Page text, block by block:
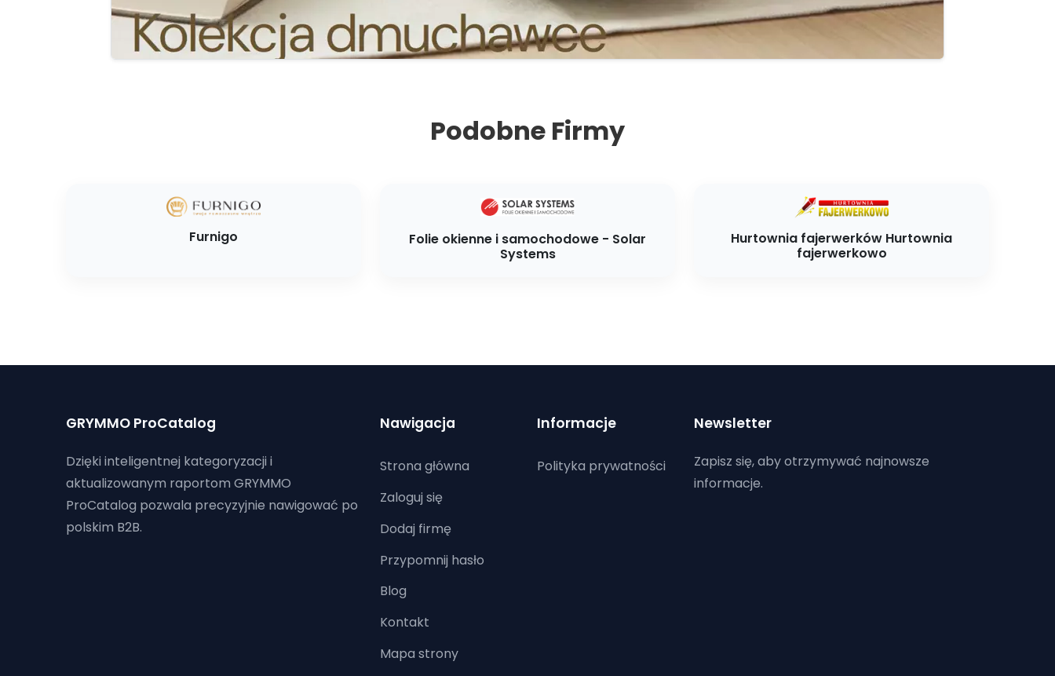
Podobne Firmy
Furnigo
Folie okienne i samochodowe - Solar
Systems
Hurtownia fajerwerków Hurtownia
fajerwerkowo
GRYMMO ProCatalog
Dzięki inteligentnej kategoryzacji i
aktualizowanym raportom GRYMMO
ProCatalog pozwala precyzyjnie nawigować po
polskim B2B.
Nawigacja
Strona główna
Zaloguj się
Dodaj firmę
Przypomnij hasło
Blog
Kontakt
Mapa strony
Informacje
Polityka prywatności
Newsletter
Zapisz się, aby otrzymywać najnowsze
informacje.